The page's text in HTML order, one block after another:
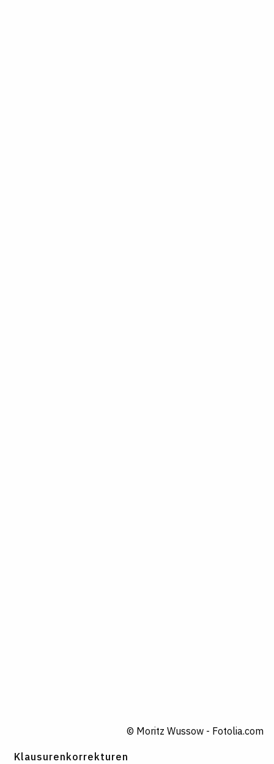
© Moritz Wussow - Fotolia.com
Klausurenkorrekturen